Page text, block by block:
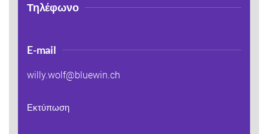
Τηλέφωνο
E-mail
willy.wolf@bluewin.ch
Εκτύπωση